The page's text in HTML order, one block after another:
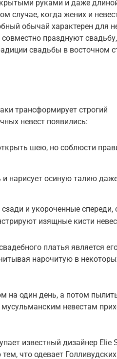
руками и даже
случае, когда жених и
обычай характерен для
празднуют
свадьбы в восточном
трансформирует строгий
невест появились:
шею, но соблюсти
и нарисует осиную талию
и укороченные спереди,
изящные кисти
платья является
нарочитую в
на один день, а потом
невестам
известный дизайнер Elie
что одевает